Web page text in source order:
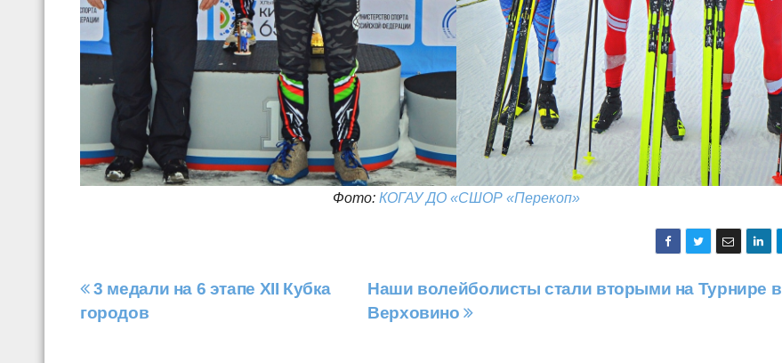
Фото: КОГАУ ДО «СШОР «Перекоп»
Навигация
по
Наши волейболисты стали вторыми на Турнире в
Верховино
3 медали на 6 этапе XII Кубка
городов